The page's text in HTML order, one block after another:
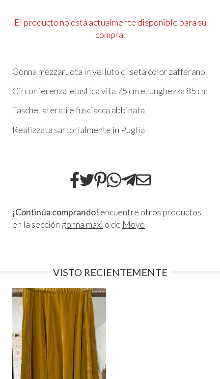
El producto no está actualmente disponible para su
compra.
Gonna mezzaruota in velluto di seta color zafferano
Circonferenza elastica vita 75 cm e lunghezza 85 cm
Tasche laterali e fusciacca abbinata
Realizzata sartorialmente in Puglia
¡Continúa comprando! encuentre otros productos
en la sección gonna maxi o de Moyo
VISTO RECIENTEMENTE